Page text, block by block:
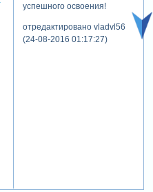
успешного освоения!
отредактировано vladvl56
(24-08-2016 01:17:27)